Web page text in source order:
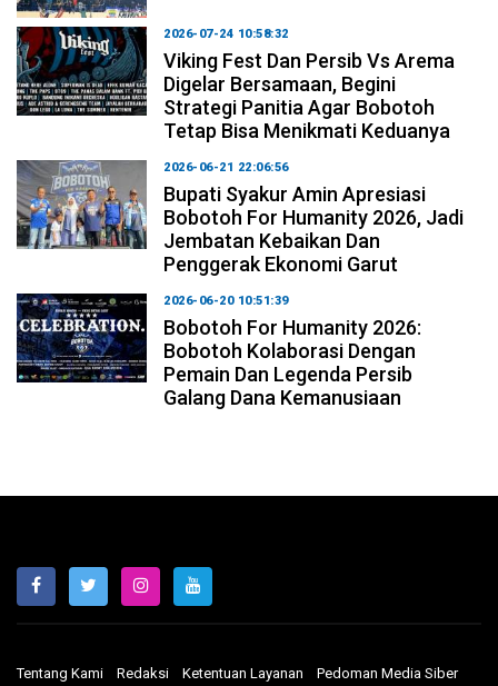
2026-07-24 10:58:32
Viking Fest Dan Persib Vs Arema
Digelar Bersamaan, Begini
Strategi Panitia Agar Bobotoh
Tetap Bisa Menikmati Keduanya
2026-06-21 22:06:56
Bupati Syakur Amin Apresiasi
Bobotoh For Humanity 2026, Jadi
Jembatan Kebaikan Dan
Penggerak Ekonomi Garut
2026-06-20 10:51:39
Bobotoh For Humanity 2026:
Bobotoh Kolaborasi Dengan
Pemain Dan Legenda Persib
Galang Dana Kemanusiaan
Tentang Kami Redaksi Ketentuan Layanan Pedoman Media Siber